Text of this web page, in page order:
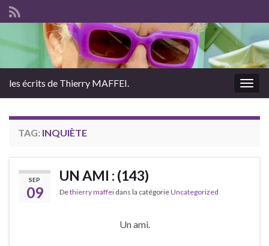
les écrits de Thierry MAFFEI.
TAG: INQUIÈTE
SEP
09
UN AMI : (143)
Dethierry maffei dans la catégorieUncategorized
Un ami.